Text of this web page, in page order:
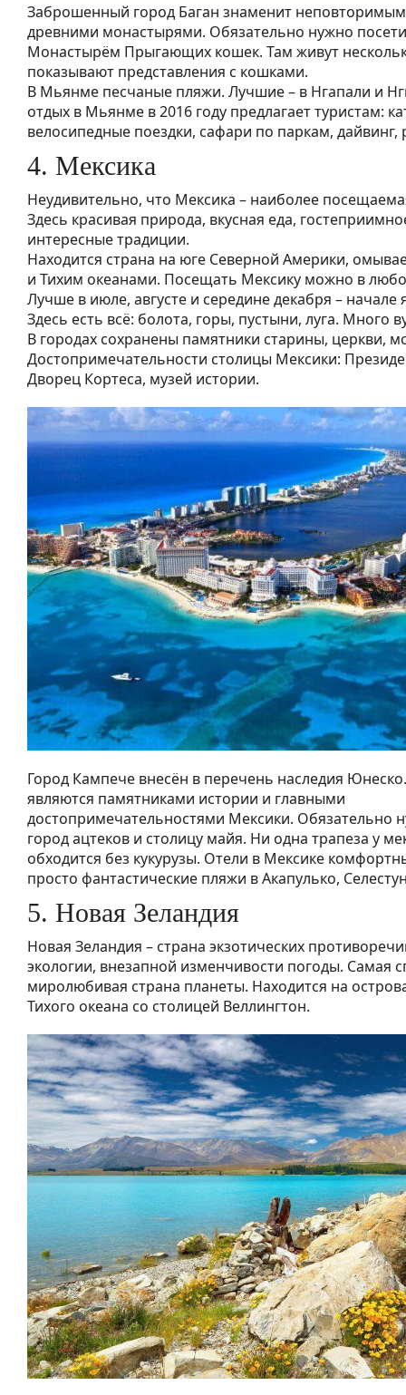
Заброшенный город Баган знаменит
древними монастырями. Обязательно нужно
Монастырём Прыгающих кошек. Там живут
показывают представления с кошками.
В Мьянме песчаные пляжи. Лучшие – в Нгапали и
отдых в Мьянме в 2016 году предлагает туристам:
велосипедные поездки, сафари по паркам, дайвинг,
4. Мексика
Неудивительно, что Мексика – наиболее
Здесь красивая природа, вкусная еда,
интересные традиции.
Находится страна на юге Северной Америки,
и Тихим океанами. Посещать Мексику можно в
Лучше в июле, августе и середине декабря – начале
Здесь есть всё: болота, горы, пустыни, луга. Много
В городах сохранены памятники старины, церкви,
Достопримечательности столицы Мексики:
Дворец Кортеса, музей истории.
Город Кампече внесён в перечень наследия
являются памятниками истории и главными
достопримечательностями Мексики. Обязательно
город ацтеков и столицу майя. Ни одна трапеза у
обходится без кукурузы. Отели в Мексике
просто фантастические пляжи в Акапулько,
5. Новая Зеландия
Новая Зеландия – страна экзотических
экологии, внезапной изменчивости погоды. Самая
миролюбивая страна планеты. Находится на
Тихого океана со столицей Веллингтон.